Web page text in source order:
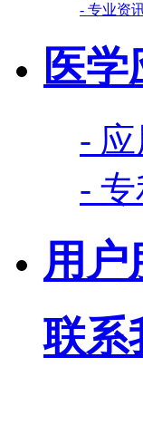
- 专业资
医学
- 应
-
用户
联系